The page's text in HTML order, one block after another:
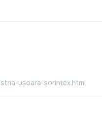
usoara-sorintex.html